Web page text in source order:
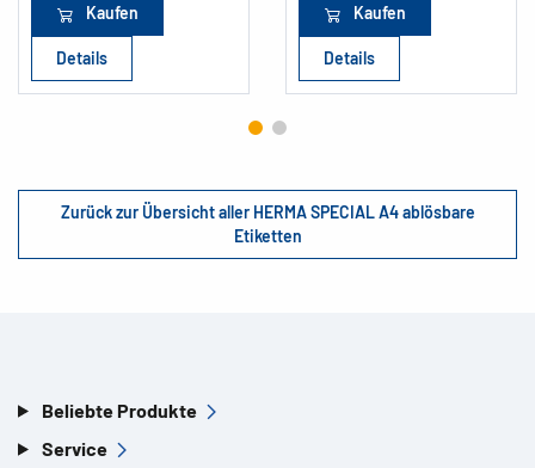
Kaufen
Details
Kaufen
Details
Zurück zur Übersicht aller HERMA SPECIAL A4 ablösbare
Etiketten
Beliebte Produkte
Service